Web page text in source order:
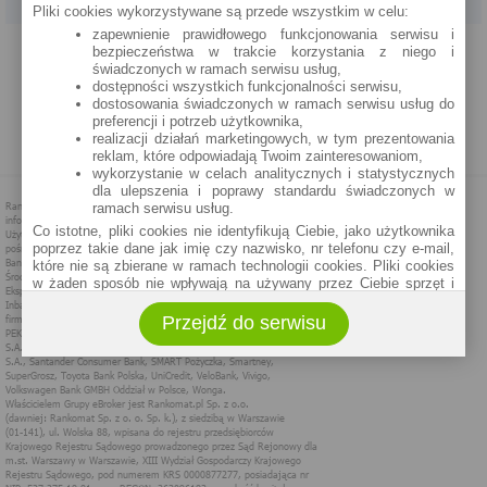
PROGRAM PARTNERSKI O NAS REKLAMA REGULAMIN
POLITYKA PRYWATNOŚCI POLITYKA COOKIES ZASADY PLASOWANIA
Pliki cookies wykorzystywane są przede wszystkim w celu:
zapewnienie prawidłowego funkcjonowania serwisu i
bezpieczeństwa w trakcie korzystania z niego i
świadczonych w ramach serwisu usług,
dostępności wszystkich funkcjonalności serwisu,
dostosowania świadczonych w ramach serwisu usług do
preferencji i potrzeb użytkownika,
realizacji działań marketingowych, w tym prezentowania
reklam, które odpowiadają Twoim zainteresowaniom,
wykorzystanie w celach analitycznych i statystycznych
dla ulepszenia i poprawy standardu świadczonych w
ramach serwisu usług.
Co istotne, pliki cookies nie identyfikują Ciebie, jako użytkownika
poprzez takie dane jak imię czy nazwisko, nr telefonu czy e-mail,
które nie są zbierane w ramach technologii cookies. Pliki cookies
w żaden sposób nie wpływają na używany przez Ciebie sprzęt i
Zakres wykorzystywania plików cookies możliwy jest do
określenia w ustawieniach przeglądarki każdego użytkownika. Bez
wprowadzenia zmian ustawień, informacje w plikach cookies mogą
być zapisywane w pamięci Twojego urządzenia.
Administratorem danych pozyskiwanych w technologii cookies jest
spółka Rankomat.pl Sp. z o.o. (dawniej: Rankomat Sp. z o. o. Sp.
k.) z siedzibą w Warszawie, ul. Wolska 88, 01 - 141 Warszawa.
Możesz jako użytkownik w każdym czasie skontaktować się z
administratorem pod adresem bok@ebroker.pl, jak również wyrazić
Przejdź do serwisu